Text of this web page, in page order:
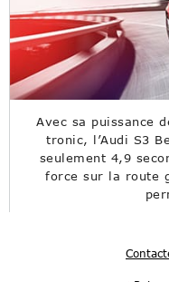
Avec sa puissance
tronic, l’Audi S3
seulement 4,9
force sur la route